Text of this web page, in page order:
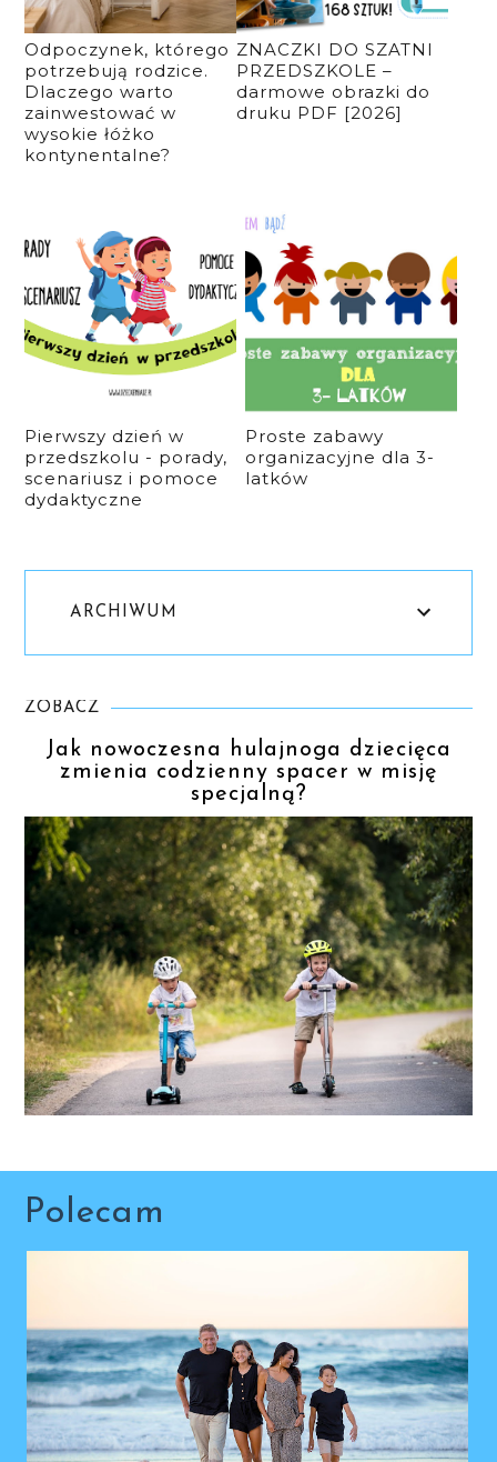
Odpoczynek, którego
potrzebują rodzice.
Dlaczego warto
zainwestować w
wysokie łóżko
kontynentalne?
ZNACZKI DO SZATNI
PRZEDSZKOLE –
darmowe obrazki do
druku PDF [2026]
Pierwszy dzień w
przedszkolu - porady,
scenariusz i pomoce
dydaktyczne
Proste zabawy
organizacyjne dla 3-
latków
ARCHIWUM
ZOBACZ
Jak nowoczesna hulajnoga dziecięca
zmienia codzienny spacer w misję
specjalną?
Polecam